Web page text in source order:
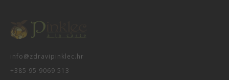
info@zdravipinklec.hr
+385 95 9069 513